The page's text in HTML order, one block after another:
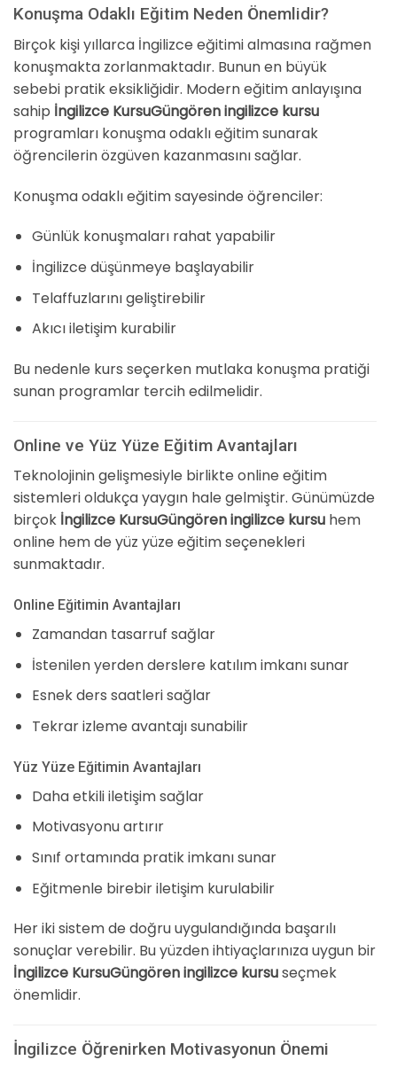
Konuşma Odaklı Eğitim Neden Önemlidir?
Birçok kişi yıllarca İngilizce eğitimi almasına rağmen
konuşmakta zorlanmaktadır. Bunun en büyük
sebebi pratik eksikliğidir. Modern eğitim anlayışına
sahip İngilizce KursuGüngören ingilizce kursu
programları konuşma odaklı eğitim sunarak
öğrencilerin özgüven kazanmasını sağlar.
Konuşma odaklı eğitim sayesinde öğrenciler:
Günlük konuşmaları rahat yapabilir
İngilizce düşünmeye başlayabilir
Telaffuzlarını geliştirebilir
Akıcı iletişim kurabilir
Bu nedenle kurs seçerken mutlaka konuşma pratiği
sunan programlar tercih edilmelidir.
Online ve Yüz Yüze Eğitim Avantajları
Teknolojinin gelişmesiyle birlikte online eğitim
sistemleri oldukça yaygın hale gelmiştir. Günümüzde
birçok İngilizce KursuGüngören ingilizce kursu hem
online hem de yüz yüze eğitim seçenekleri
sunmaktadır.
Online Eğitimin Avantajları
Zamandan tasarruf sağlar
İstenilen yerden derslere katılım imkanı sunar
Esnek ders saatleri sağlar
Tekrar izleme avantajı sunabilir
Yüz Yüze Eğitimin Avantajları
Daha etkili iletişim sağlar
Motivasyonu artırır
Sınıf ortamında pratik imkanı sunar
Eğitmenle birebir iletişim kurulabilir
Her iki sistem de doğru uygulandığında başarılı
sonuçlar verebilir. Bu yüzden ihtiyaçlarınıza uygun bir
İngilizce KursuGüngören ingilizce kursuseçmek
önemlidir.
İngilizce Öğrenirken Motivasyonun Önemi